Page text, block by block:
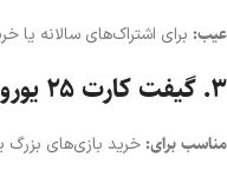
عیب: برای اشتراک‌های سالانه
۳. گیفت کارت ۲۵ یورویی
مناسب برای:خرید بازی‌های بزرگ